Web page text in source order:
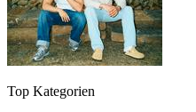
Top Kategorien